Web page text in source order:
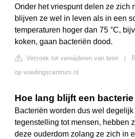
Onder het vriespunt delen ze zich
blijven ze wel in leven als in een
temperaturen hoger dan 75 °C,
koken, gaan bacteriën dood.
Verzoek tot verwijderen van bron
op voedingscentrum.nl
Hoe lang blijft een
Bacteriën worden dus wel degelijk
tegenstelling tot mensen, hebben
deze ouderdom zolang ze zich in